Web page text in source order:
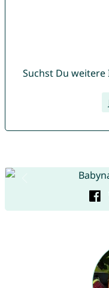
Suchst Du